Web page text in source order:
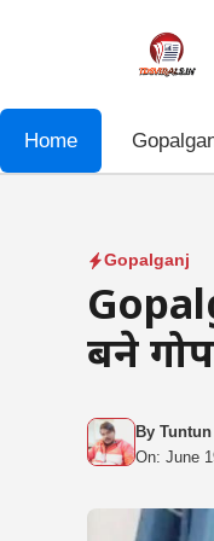
Home
Gopalganj
बने
By
On: June